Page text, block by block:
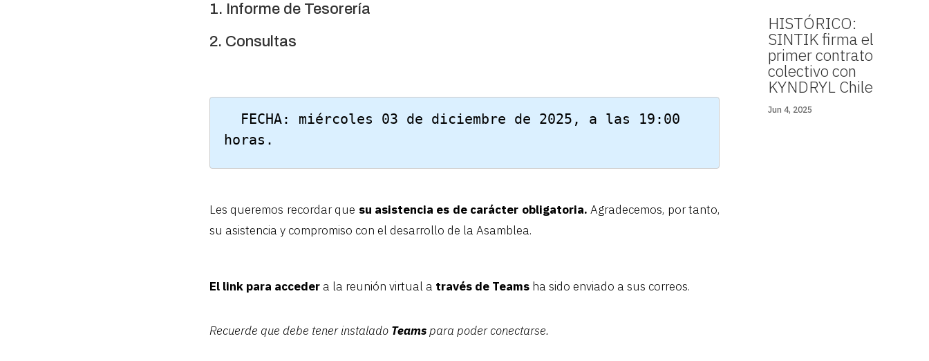
1. Informe de Tesorería
2. Consultas
horas.
Les queremos recordar que su asistencia es de carácter obligatoria. Agradecemos, por tanto,
su asistencia y compromiso con el desarrollo de la Asamblea.
El link para accedera la reunión virtual a través de Teams ha sido enviado a sus correos.
Recuerde que debe tener instalado Teamspara poder conectarse.
HISTÓRICO:
SINTIK firma el
primer contrato
colectivo con
KYNDRYL Chile
Jun 4, 2025